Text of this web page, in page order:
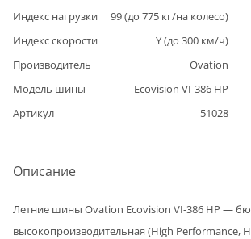
Индекс нагрузки
99(до 775 кг/на колесо)
Индекс скорости
Y(до 300 км/ч)
Производитель
Ovation
Модель шины
Ecovision VI-386 HP
Артикул
51028
Описание
Летние шины Ovation Ecovision VI-386 HP —
высокопроизводительная (High Performance,